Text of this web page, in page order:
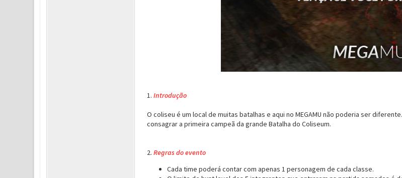
1. Introdução
O coliseu é um local de muitas batalhas e aqui no MEGAMU não poderia ser
consagrar a primeira campeã da grande Batalha do Coliseum.
2. Regras do evento
Cada time poderá contar com apenas 1 personagem de cada classe.